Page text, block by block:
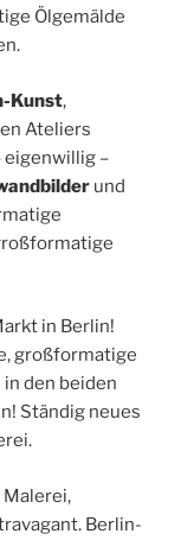
Ölgemälde
Kunst,
Ateliers
eigenwillig –
und
in Berlin!
großformatige
den beiden
Ständig neues
Berlin-